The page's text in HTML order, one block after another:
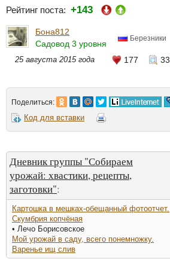
Рейтинг поста: +143
Бона812
Садовод 3 уровня
Березники
25 августа 2015 года 177
Поделиться:
Код для вставки
Дневник группы "Собираем
урожай: хвастики, рецепты,
заготовки":
Картошка в мешках-обещанный фотоотчет.
Скумбрия копчёная
• Лечо Борисовское
Мой урожай в саду, всего понемножку.
Варенье ищ слив